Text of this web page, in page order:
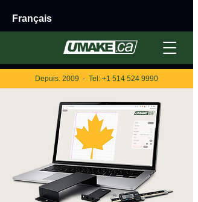
Français
Depuis. 2009 - Tel: +1 514 524 9990